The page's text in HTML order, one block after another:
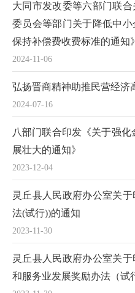
2024-11-06
大同市发改委等六部门联
委员会等部门关于降低中
保持补偿费收费标准的通知
2024-07-16
弘扬晋商精神助推民营经济
2023-12-04
八部门联合印发《关于强
展壮大的通知》
2023-11-30
灵丘县人民政府办公室关
法(试行))的通知
灵丘县人民政府办公室关
和服务业发展奖励办法（试